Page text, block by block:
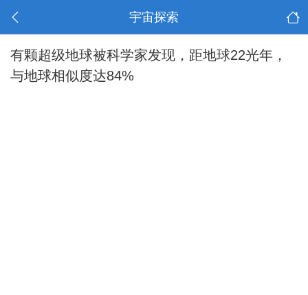
宇宙探索
有颗超级地球被科学家发现，距地球22光年，
与地球相似度达84%